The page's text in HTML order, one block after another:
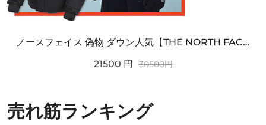
ノースフェイス 偽物 ダウン人気【THE NORTH FACE】M'S 7 SUMMIT HIM...
21500 円 30500円
売れ筋ランキング